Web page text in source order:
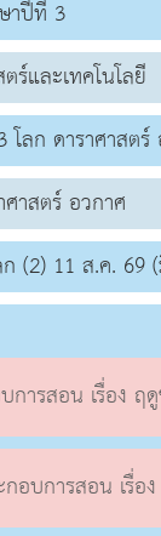
าปีที่ 3
ร์และเทคโนโลยี
ลก ดาราศาสตร์
าสตร์ อวกาศ
(2) 11 ส.ค. 69
ารสอน เรื่อง ฤ
บการสอน เรื่อง ฤ